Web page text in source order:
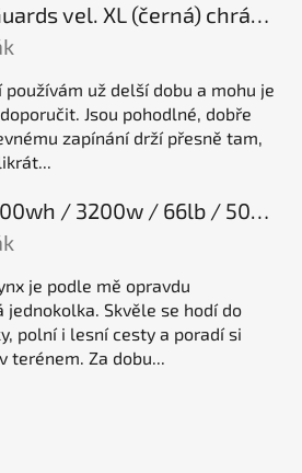
REKD Pro Wrist Guards vel. XL (černá) chrániče zápěstí
5 z 5 hvězdiček.
už delší dobu a mohu je
Jsou pohodlné, dobře
zapínání drží přesně tam,
Veteran Lynx (2700wh / 3200w / 66lb / 50E), elektrická jednokolka
5 z 5 hvězdiček.
je podle mě opravdu
Skvěle se hodí do
polní i lesní cesty a poradí si
terénem. Za dobu...